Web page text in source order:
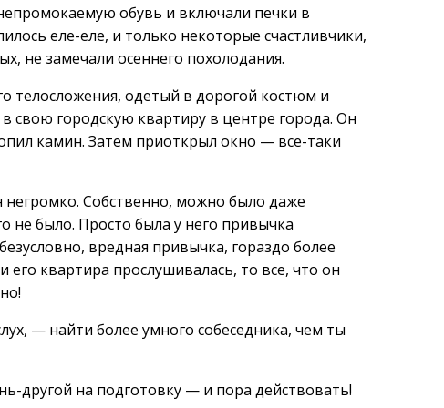
обувь и включали печки в
еле-еле, и только некоторые счастливчики,
не замечали осеннего похолодания.
телосложения, одетый в дорогой костюм и
свою городскую квартиру в центре города. Он
камин. Затем приоткрыл окно — все-таки
Собственно, можно было даже
не было. Просто была у него привычка
вредная привычка, гораздо более
квартира прослушивалась, то все, что он
— найти более умного собеседника, чем ты
другой на подготовку — и пора действовать!